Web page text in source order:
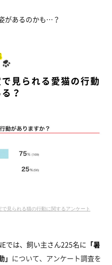
があるのかも…？
見られる愛猫の行動
？
見られる猫の行動に関するアンケート
では、飼い主さん225名に 「暑
について、アンケート調査を